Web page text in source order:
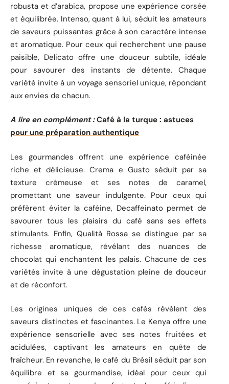
robusta et d’arabica, propose une expérience corsée
et équilibrée. Intenso, quant à lui, séduit les amateurs
de saveurs puissantes grâce à son caractère intense
et aromatique. Pour ceux qui recherchent une pause
paisible, Delicato offre une douceur subtile, idéale
pour savourer des instants de détente. Chaque
variété invite à un voyage sensoriel unique, répondant
aux envies de chacun.
A lire en complément : Café à la turque : astuces
pour une préparation authentique
Les gourmandes offrent une expérience caféinée
riche et délicieuse. Crema e Gusto séduit par sa
texture crémeuse et ses notes de caramel,
promettant une saveur indulgente. Pour ceux qui
préfèrent éviter la caféine, Decaffeinato permet de
savourer tous les plaisirs du café sans ses effets
stimulants. Enfin, Qualità Rossa se distingue par sa
richesse aromatique, révélant des nuances de
chocolat qui enchantent les palais. Chacune de ces
variétés invite à une dégustation pleine de douceur
et de réconfort.
Les origines uniques de ces cafés révèlent des
saveurs distinctes et fascinantes. Le Kenya offre une
expérience sensorielle avec ses notes fruitées et
acidulées, captivant les amateurs en quête de
fraîcheur. En revanche, le café du Brésil séduit par son
équilibre et sa gourmandise, idéal pour ceux qui